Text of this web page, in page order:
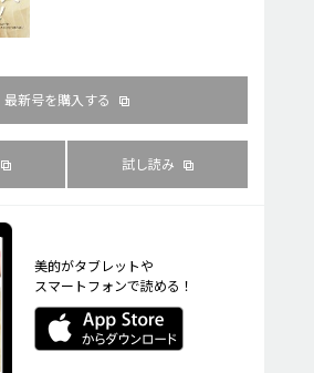
最新号を購入する
試し読み
美的がタブレットや
スマートフォンで読める！